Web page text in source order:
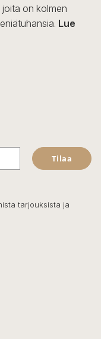
on kolmen
Lue
Tilaa
tarjouksista ja